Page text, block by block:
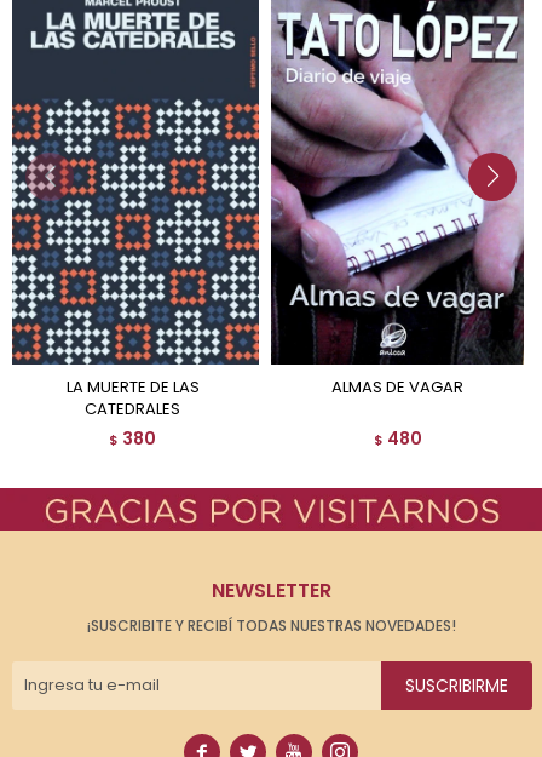
LA MUERTE DE LAS
CATEDRALES
$ 380
ALMAS DE VAGAR
$ 480
NEWSLETTER
¡SUSCRIBITE Y RECIBÍ TODAS NUESTRAS NOVEDADES!
SUSCRIBIRME
   